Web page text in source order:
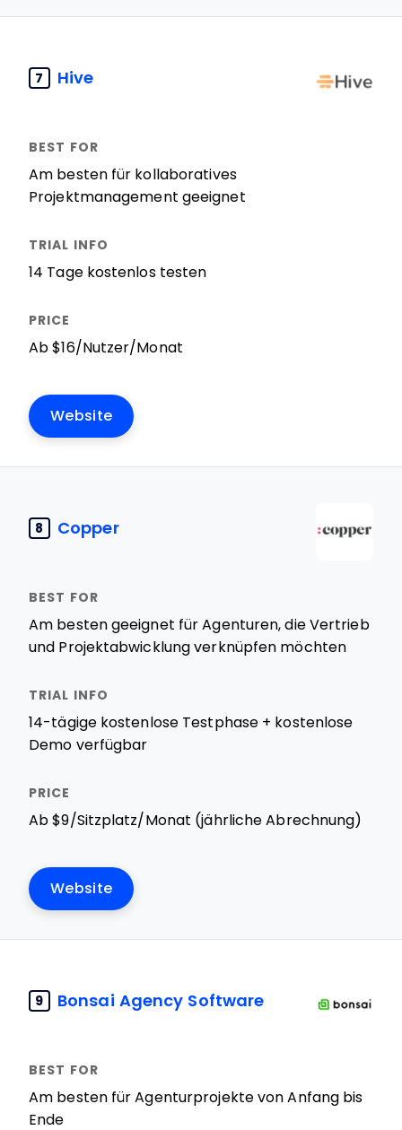
7 Hive
Am besten für kollaboratives
Projektmanagement geeignet
14 Tage kostenlos testen
Ab $16/Nutzer/Monat
Website
8 Copper
Am besten geeignet für Agenturen, die Vertrieb
und Projektabwicklung verknüpfen möchten
14-tägige kostenlose Testphase + kostenlose
Demo verfügbar
Ab $9/Sitzplatz/Monat (jährliche Abrechnung)
Website
9 Bonsai Agency Software
Am besten für Agenturprojekte von Anfang bis
Ende